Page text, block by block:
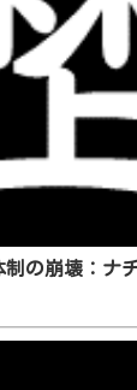
の崩壊：ナ